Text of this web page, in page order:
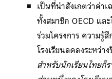
เป็นที่น่าสังเกตว่าค่า
ทั้งสมาชิก OECD แล
ร่วมโครงการ ความรู้
โรงเรียนลดลงระหว่
สำหรับนักเรียนไทยก็